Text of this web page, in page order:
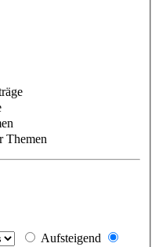
Themen
Aufsteigend